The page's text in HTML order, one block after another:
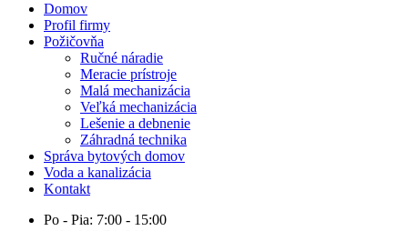
Domov
Profil firmy
Požičovňa
Ručné náradie
Meracie prístroje
Malá mechanizácia
Veľká mechanizácia
Lešenie a debnenie
Záhradná technika
Správa bytových domov
Voda a kanalizácia
Kontakt
Po - Pia: 7:00 - 15:00